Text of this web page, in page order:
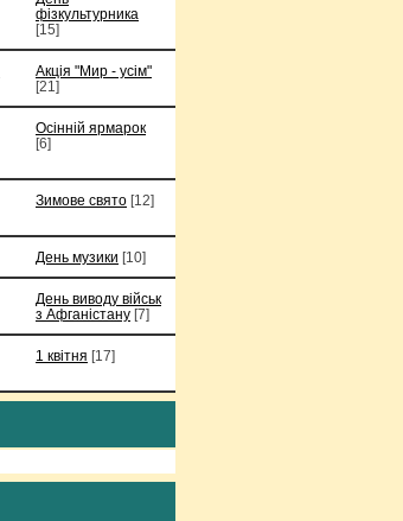
фізкультурника
[15]
Акція "Мир - усім"
[21]
Осінній ярмарок
[6]
Зимове свято [12]
День музики [10]
День виводу військ
з Афганістану [7]
1 квітня [17]